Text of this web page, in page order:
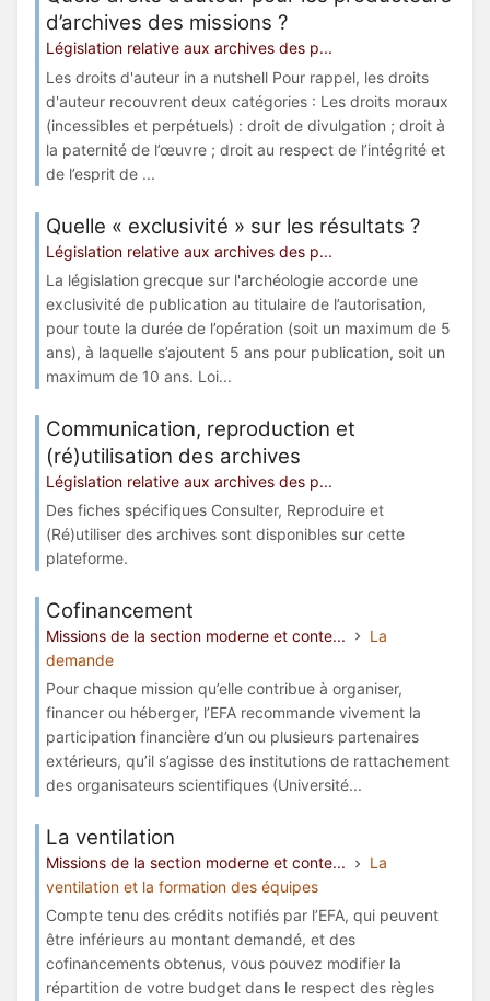
d’archives des missions ?
Législation relative aux archives des p...
Les droits d'auteur in a nutshell Pour rappel, les droits
d'auteur recouvrent deux catégories : Les droits moraux
(incessibles et perpétuels) : droit de divulgation ; droit à
la paternité de l’œuvre ; droit au respect de l’intégrité et
de l’esprit de ...
Quelle « exclusivité » sur les résultats ?
Législation relative aux archives des p...
La législation grecque sur l'archéologie accorde une
exclusivité de publication au titulaire de l’autorisation,
pour toute la durée de l’opération (soit un maximum de 5
ans), à laquelle s’ajoutent 5 ans pour publication, soit un
maximum de 10 ans. Loi...
Communication, reproduction et
(ré)utilisation des archives
Législation relative aux archives des p...
Des fiches spécifiques Consulter, Reproduire et
(Ré)utiliser des archives sont disponibles sur cette
plateforme.
Cofinancement
Missions de la section moderne et conte...
La
demande
Pour chaque mission qu’elle contribue à organiser,
financer ou héberger, l’EFA recommande vivement la
participation financière d’un ou plusieurs partenaires
extérieurs, qu’il s’agisse des institutions de rattachement
des organisateurs scientifiques (Université...
La ventilation
Missions de la section moderne et conte...
La
ventilation et la formation des équipes
Compte tenu des crédits notifiés par l’EFA, qui peuvent
être inférieurs au montant demandé, et des
cofinancements obtenus, vous pouvez modifier la
répartition de votre budget dans le respect des règles